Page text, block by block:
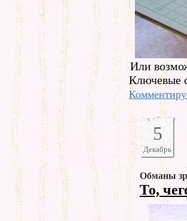
Или
Ключевые
5
Декабрь
Обманы
То,